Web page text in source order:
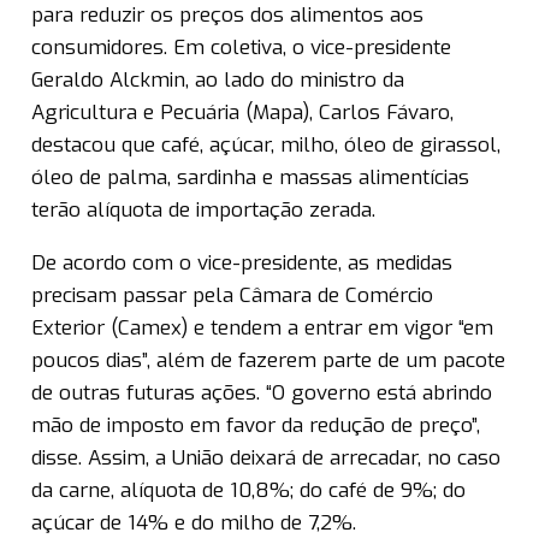
para reduzir os preços dos alimentos aos
consumidores. Em coletiva, o vice-presidente
Geraldo Alckmin, ao lado do ministro da
Agricultura e Pecuária (Mapa), Carlos Fávaro,
destacou que café, açúcar, milho, óleo de girassol,
óleo de palma, sardinha e massas alimentícias
terão alíquota de importação zerada.
De acordo com o vice-presidente, as medidas
precisam passar pela Câmara de Comércio
Exterior (Camex) e tendem a entrar em vigor “em
poucos dias”, além de fazerem parte de um pacote
de outras futuras ações. “O governo está abrindo
mão de imposto em favor da redução de preço”,
disse. Assim, a União deixará de arrecadar, no caso
da carne, alíquota de 10,8%; do café de 9%; do
açúcar de 14% e do milho de 7,2%.